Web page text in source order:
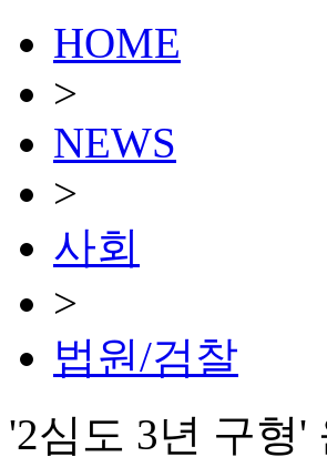
HOME
>
NEWS
>
사회
>
법원/검찰
'2심도 3년 구형